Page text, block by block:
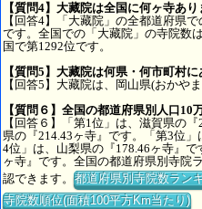
【質問4】大藏院は全国に何ヶ寺あり
【回答4】「大藏院」の全都道府県
です。全国での「大藏院」の寺院数
国で第1292位です。
【質問5】大藏院は何県・何市町村に
【回答5】大藏院は、岡山県(おかや
【質問６】全国の都道府県別人口10
【回答６】「第1位」は、滋賀県の
県の『214.43ヶ寺』です。「第3位
4位」は、山梨県の『178.46ヶ寺』
ヶ寺』です。全国の都道府県別寺院
認できます。都道府県別寺院数ラン
寺院数順位(面積100平方Km当たり)